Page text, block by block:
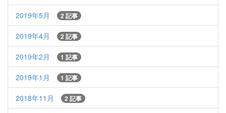
2019年5月 2 記事
2019年4月 2 記事
2019年2月 1 記事
2019年1月 1 記事
2018年11月 2 記事